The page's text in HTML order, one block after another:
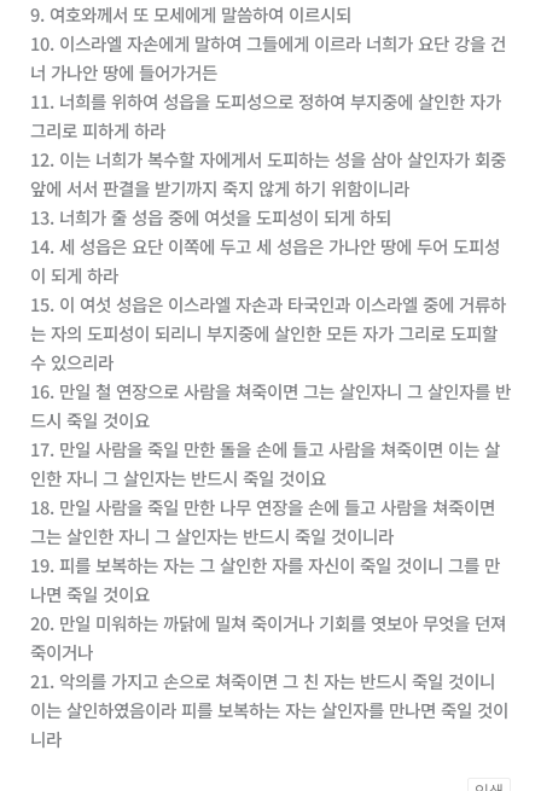
9. 여호와께서 또 모세에게 말씀하여 이르시되
10. 이스라엘 자손에게 말하여 그들에게 이르라 너희가 요단 강을 건
너 가나안 땅에 들어가거든
11. 너희를 위하여 성읍을 도피성으로 정하여 부지중에 살인한 자가
그리로 피하게 하라
12. 이는 너희가 복수할 자에게서 도피하는 성을 삼아 살인자가 회중
앞에 서서 판결을 받기까지 죽지 않게 하기 위함이니라
13. 너희가 줄 성읍 중에 여섯을 도피성이 되게 하되
14. 세 성읍은 요단 이쪽에 두고 세 성읍은 가나안 땅에 두어 도피성
이 되게 하라
15. 이 여섯 성읍은 이스라엘 자손과 타국인과 이스라엘 중에 거류하
는 자의 도피성이 되리니 부지중에 살인한 모든 자가 그리로 도피할
수 있으리라
16. 만일 철 연장으로 사람을 쳐죽이면 그는 살인자니 그 살인자를 반
드시 죽일 것이요
17. 만일 사람을 죽일 만한 돌을 손에 들고 사람을 쳐죽이면 이는 살
인한 자니 그 살인자는 반드시 죽일 것이요
18. 만일 사람을 죽일 만한 나무 연장을 손에 들고 사람을 쳐죽이면
그는 살인한 자니 그 살인자는 반드시 죽일 것이니라
19. 피를 보복하는 자는 그 살인한 자를 자신이 죽일 것이니 그를 만
나면 죽일 것이요
20. 만일 미워하는 까닭에 밀쳐 죽이거나 기회를 엿보아 무엇을 던져
죽이거나
21. 악의를 가지고 손으로 쳐죽이면 그 친 자는 반드시 죽일 것이니
이는 살인하였음이라 피를 보복하는 자는 살인자를 만나면 죽일 것이
니라